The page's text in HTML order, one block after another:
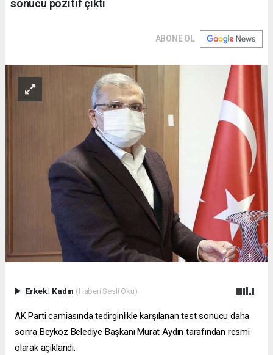
sonucu pozitif çıktı
ABONE OL
Erkek| Kadın (Haberi Sesli Oku)
AK Parti camiasında tedirginlikle karşılanan test sonucu daha
sonra Beykoz Belediye Başkanı Murat Aydın tarafından resmi
olarak açıklandı.